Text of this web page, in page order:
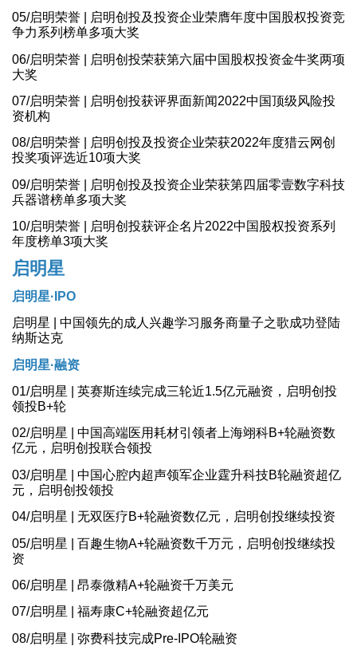
05/启明荣誉 | 启明创投及投资企业荣膺年度中国股权投资竞
争力系列榜单多项大奖
06/启明荣誉 | 启明创投荣获第六届中国股权投资金牛奖两项
大奖
07/启明荣誉 | 启明创投获评界面新闻2022中国顶级风险投
资机构
08/启明荣誉 | 启明创投及投资企业荣获2022年度猎云网创
投奖项评选近10项大奖
09/启明荣誉 | 启明创投及投资企业荣获第四届零壹数字科技
兵器谱榜单多项大奖
10/启明荣誉 | 启明创投获评企名片2022中国股权投资系列
年度榜单3项大奖
启明星
启明星·IPO
启明星 | 中国领先的成人兴趣学习服务商量子之歌成功登陆
纳斯达克
启明星·融资
01/启明星 | 英赛斯连续完成三轮近1.5亿元融资，启明创投
领投B+轮
02/启明星 | 中国高端医用耗材引领者上海翊科B+轮融资数
亿元，启明创投联合领投
03/启明星 | 中国心腔内超声领军企业霆升科技B轮融资超亿
元，启明创投领投
04/启明星 | 无双医疗B+轮融资数亿元，启明创投继续投资
05/启明星 | 百趣生物A+轮融资数千万元，启明创投继续投
资
06/启明星 | 昂泰微精A+轮融资千万美元
07/启明星 | 福寿康C+轮融资超亿元
08/启明星 | 弥费科技完成Pre-IPO轮融资